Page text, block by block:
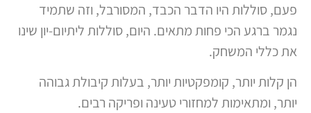
פעם, סוללות היו הדבר הכבד, המסורבל, וזה שתמיד
נגמר ברגע הכי פחות מתאים. היום, סוללות ליתיום-יון שינו
את כללי המשחק.
הן קלות יותר, קומפקטיות יותר, בעלות קיבולת גבוהה
יותר, ומתאימות למחזורי טעינה ופריקה רבים.